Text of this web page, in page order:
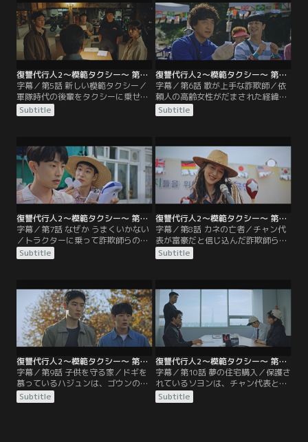
め警察署にいた。ドギは潜入を続け
るが…。
党が集まってくる中、驚くべき人物
の姿があった。
復讐代行人2～模範タクシー～ 第05話／字幕
字幕／第5話 新しい模範タクシー／
軍隊時代の後輩をタクシーに乗せた
ドギは、自身の持つトラウマを思い
出す。会社には模範タクシーの面々
た。そんな中、高齢の女性から新た
な依頼が。
Subtitle
復讐代行人2～模範タクシー～ 第06話／字幕
字幕／第6話 歌が上手な詐欺師／依
頼人の高齢女性がだまされた経緯を
知った模範タクシーの面々は、詐欺
師らを懲らしめるために動きだす。
選会に潜入したチェ主任とパク主任
は…。
Subtitle
復讐代行人2～模範タクシー～ 第07話／字幕
字幕／第7話 なぜか うまくいかない
／トラクターに乗って詐欺師らの前
に現れたドギは、正体を隠して彼ら
の行く手を邪魔する。その後、詐欺
妨害する。ついにはチャン代表も作
戦に加わり…。
Subtitle
復讐代行人2～模範タクシー～ 第08話／字幕
字幕／第8話 カネの亡者／チャン代
表が富豪だと信じ込んだ詐欺師ら
は、何とかしてカネの在りかを聞き
だそうとする。そんな中、ドギはゴ
範タクシーの面々は追い込んでい
く。
Subtitle
復讐代行人2～模範タクシー～ 第09話／字幕
字幕／第9話 子供を守る家／ドギを
慕っているハジュンは、ゴウンの家
の内覧にドギが一緒に行くことにな
り、テンションが上がる。しかしそ
Subtitle
復讐代行人2～模範タクシー～ 第10話／字幕
字幕／第10話 夢の住宅購入／保護さ
れているソヨンは、チャン代表と一
緒にオモチャを買いに行くことにす
る。ドギとゴウンは新婚夫婦のふり
Subtitle